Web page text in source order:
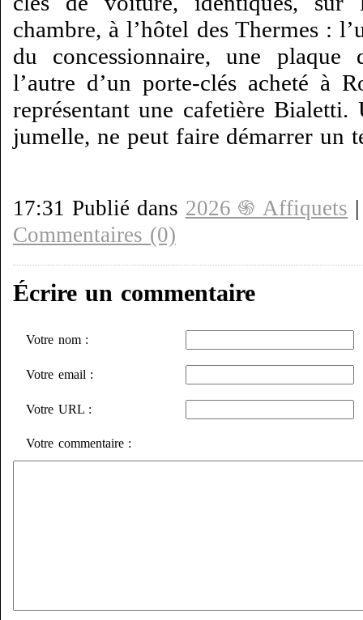
chambre, à l’hôtel des Thermes :
du concessionnaire, une plaque
l’autre d’un porte-clés acheté à
représentant une cafetière Bialetti.
jumelle, ne peut faire démarrer un
17:31 Publié dans 2026 ֍ Affiquets
Commentaires (0)
Écrire un commentaire
Votre nom :
Votre email :
Votre URL :
Votre commentaire :